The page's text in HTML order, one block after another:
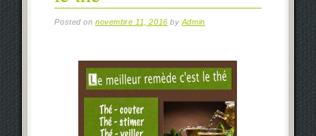
Posted onnovembre 11, 2016 byAdmin